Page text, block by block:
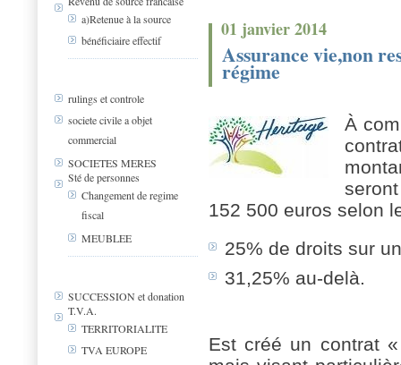
a)Retenue à la source
bénéficiaire effectif
rulings et controle
societe civile a objet
commercial
SOCIETES MERES
Sté de personnes
Changement de regime
fiscal
MEUBLEE
SUCCESSION et donation
T.V.A.
TERRITORIALITE
TVA EUROPE
01 janvier 2014
Assurance vie,non
régime
À
152 500 euros selon
25% de droits sur
31,25% au-delà.
Est créé un contrat